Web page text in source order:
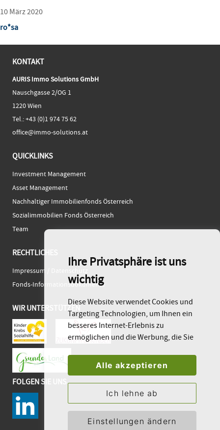
Ihre Privatsphäre ist uns
wichtig
Diese Website verwendet Cookies und
Targeting Technologien, um Ihnen ein
besseres Internet-Erlebnis zu
ermöglichen und die Werbung, die Sie
anzupassen. Diese Technologien
nutzen wir außerdem, um Ergebnisse
zu messen, um zu verstehen, woher
unsere Besucher kommen oder um
Alle akzeptieren
Ich lehne ab
Einstellungen ändern
10 März 2020
ro*sa
KONTAKT
AURIS Immo Solutions GmbH
Nauschgasse 2/OG 1
1220 Wien
Tel.:+43 (0)1 974 75 62
office@immo-solutions.at
QUICKLINKS
Investment Management
Asset Management
Nachhaltiger Immobilienfonds Österreich
Sozialimmobilien Fonds Österreich
Team
RECHTLICHES
Impressum / Datenschutz
Fonds-Informationsdokumente
WIR UNTERSTÜTZEN
FOLGEN SIE UNS